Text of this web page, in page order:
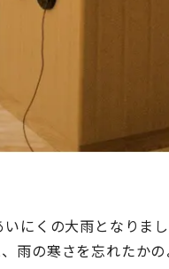
にくの大雨となりま
雨の寒さを忘れたかの